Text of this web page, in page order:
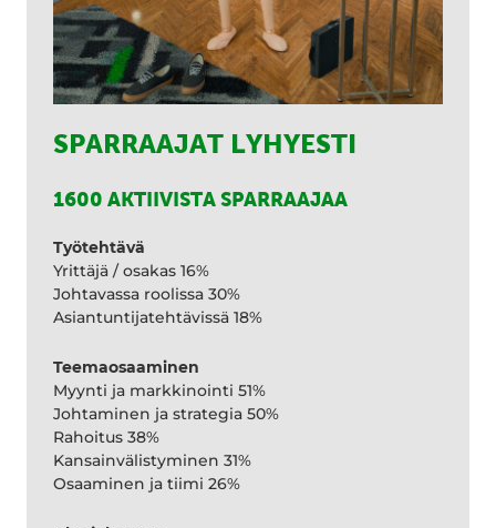
SPARRAAJAT LYHYESTI
1600 AKTIIVISTA SPARRAAJAA
Työtehtävä
Yrittäjä / osakas 16%
Johtavassa roolissa 30%
Asiantuntijatehtävissä 18%
Teemaosaaminen
Myynti ja markkinointi 51%
Johtaminen ja strategia 50%
Rahoitus 38%
Kansainvälistyminen 31%
Osaaminen ja tiimi 26%